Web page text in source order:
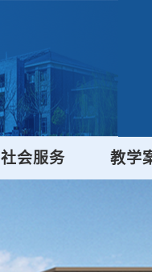
社会服务 教学